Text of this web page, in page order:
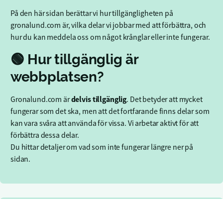
På den här sidan berättar vi hur tillgängligheten på
gronalund.com är, vilka delar vi jobbar med att förbättra, och
hur du kan meddela oss om något krånglar eller inte fungerar.
🟢 Hur tillgänglig är
webbplatsen?
Gronalund.com ärdelvis tillgänglig. Det betyder att mycket
fungerar som det ska, men att det fortfarande finns delar som
kan vara svåra att använda för vissa. Vi arbetar aktivt för att
förbättra dessa delar.
Du hittar detaljer om vad som inte fungerar längre ner på
sidan.